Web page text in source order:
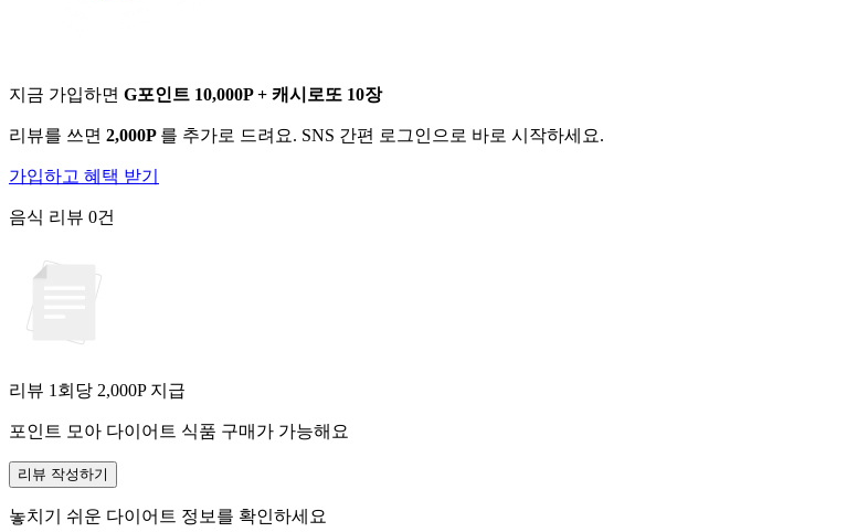
지금 가입하면 G포인트 10,000P + 캐시로또 10장
리뷰를 쓰면 2,000P 를 추가로 드려요. SNS 간편 로그인으로 바로 시작하세요.
가입하고 혜택 받기
음식 리뷰 0건
리뷰 1회당 2,000P 지급
포인트 모아 다이어트 식품 구매가 가능해요
리뷰 작성하기
놓치기 쉬운 다이어트 정보를 확인하세요